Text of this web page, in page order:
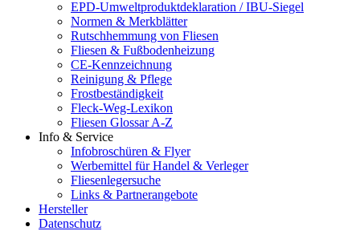
EPD-Umweltproduktdeklaration / IBU-Siegel
Normen & Merkblätter
Rutschhemmung von Fliesen
Fliesen & Fußbodenheizung
CE-Kennzeichnung
Reinigung & Pflege
Frostbeständigkeit
Fleck-Weg-Lexikon
Fliesen Glossar A-Z
Info & Service
Infobroschüren & Flyer
Werbemittel für Handel & Verleger
Fliesenlegersuche
Links & Partnerangebote
Hersteller
Datenschutz